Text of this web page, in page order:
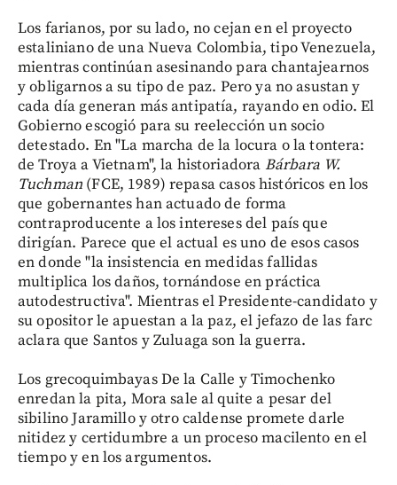
Los farianos, por su lado, no cejan en el proyecto
estaliniano de una Nueva Colombia, tipo Venezuela,
mientras continúan asesinando para chantajearnos
y obligarnos a su tipo de paz. Pero ya no asustan y
cada día generan más antipatía, rayando en odio. El
Gobierno escogió para su reelección un socio
detestado. En "La marcha de la locura o la tontera:
de Troya a Vietnam", la historiadora Bárbara W.
Tuchman (FCE, 1989) repasa casos históricos en los
que gobernantes han actuado de forma
contraproducente a los intereses del país que
dirigían. Parece que el actual es uno de esos casos
en donde "la insistencia en medidas fallidas
multiplica los daños, tornándose en práctica
autodestructiva". Mientras el Presidente-candidato y
su opositor le apuestan a la paz, el jefazo de las farc
aclara que Santos y Zuluaga son la guerra.
Los grecoquimbayas De la Calle y Timochenko
enredan la pita, Mora sale al quite a pesar del
sibilino Jaramillo y otro caldense promete darle
nitidez y certidumbre a un proceso macilento en el
tiempo y en los argumentos.